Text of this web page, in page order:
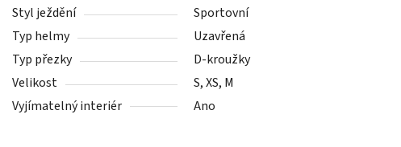
Styl ježdění
Sportovní
Typ helmy
Uzavřená
Typ přezky
D-kroužky
Velikost
S, XS, M
Vyjímatelný interiér
Ano